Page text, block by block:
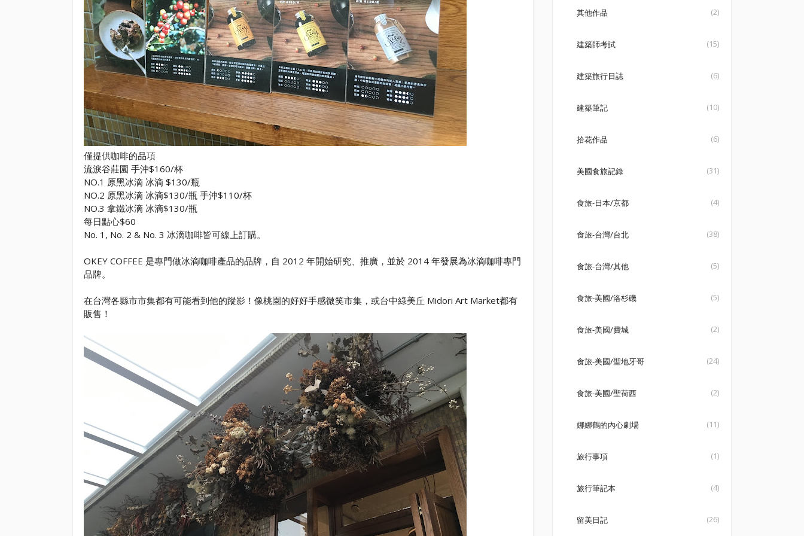
僅提供咖啡的品項
流淚谷莊園 手沖$160/杯
NO.1 原黑冰滴 冰滴 $130/瓶
NO.2 原黑冰滴 冰滴$130/瓶 手沖$110/杯
NO.3 拿鐵冰滴 冰滴$130/瓶
每日點心$60
No. 1, No. 2 & No. 3 冰滴咖啡皆可線上訂購。
OKEY COFFEE 是專門做冰滴咖啡產品的品牌，自 2012 年開始研究、推廣，並於 2014 年發展為冰滴咖啡專門
品牌。
在台灣各縣市市集都有可能看到他的蹤影！像桃園的好好手感微笑市集，或台中綠美丘 Midori Art Market都有
販售！
其他作品 (2)
建築師考試 (15)
建築旅行日誌 (6)
建築筆記 (10)
拾花作品 (6)
美國食旅記錄 (31)
食旅-日本/京都 (4)
食旅-台灣/台北 (38)
食旅-台灣/其他 (5)
食旅-美國/洛杉磯 (5)
食旅-美國/費城 (2)
食旅-美國/聖地牙哥 (24)
食旅-美國/聖荷西 (2)
娜娜鶴的內心劇場 (11)
旅行事項 (1)
旅行筆記本 (4)
留美日記 (26)